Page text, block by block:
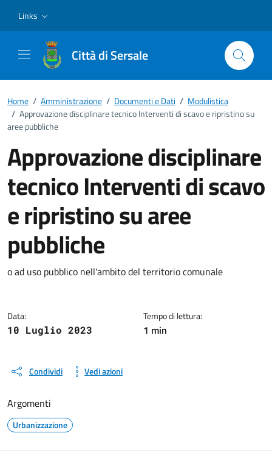
Links
Città di Sersale
Home / Amministrazione / Documenti e Dati / Modulistica
/ Approvazione disciplinare tecnico Interventi di scavo e ripristino su
aree pubbliche
Approvazione disciplinare
tecnico Interventi di scavo
e ripristino su aree
pubbliche
Dettagli del documento
o ad uso pubblico nell'ambito del territorio comunale
Data:
10 Luglio 2023
Tempo di lettura:
1 min
Condividi Vedi azioni
Argomenti
Urbanizzazione